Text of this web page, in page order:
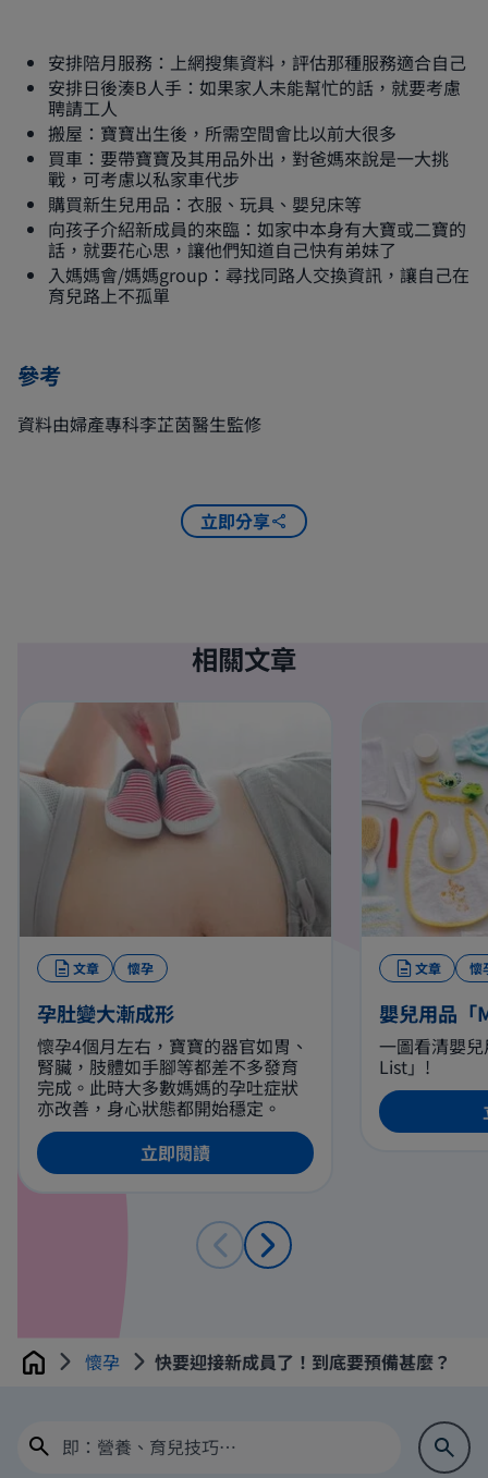
安排陪月服務：上網搜集資料，評估那種服務適合自己
安排日後湊B人手：如果家人未能幫忙的話，就要考慮
聘請工人
搬屋：寶寶出生後，所需空間會比以前大很多
買車：要帶寶寶及其用品外出，對爸媽來說是一大挑
戰，可考慮以私家車代步
購買新生兒用品：衣服、玩具、嬰兒床等
向孩子介紹新成員的來臨：如家中本身有大寶或二寶的
話，就要花心思，讓他們知道自己快有弟妹了
入媽媽會/媽媽group：尋找同路人交換資訊，讓自己在
育兒路上不孤單
參考
資料由婦產專科李芷茵醫生監修
立即分享
相關文章
文章 懷孕
孕肚變大漸成形
懷孕4個月左右，寶寶的器官如胃、
腎臟，肢體如手腳等都差不多發育
完成。此時大多數媽媽的孕吐症狀
亦改善，身心狀態都開始穩定。
立即閱讀
文章 懷
嬰兒用品
一圖看清嬰
List」!
Home 懷孕 快要迎接新成員了！到底要預備甚麼？